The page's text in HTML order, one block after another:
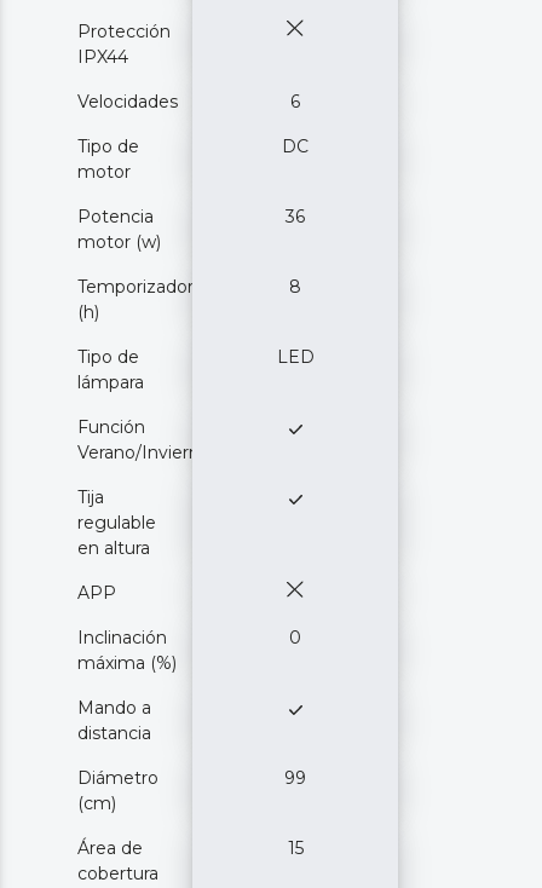
Protección
IPX44
Velocidades 6
Tipo de
motor
DC
Potencia
motor (w)
36
Temporizador
(h)
8
Tipo de
lámpara
LED
Función
Verano/Invierno
Tija
regulable
en altura
APP
Inclinación
máxima (%)
0
Mando a
distancia
Diámetro
(cm)
99
Área de
cobertura
15